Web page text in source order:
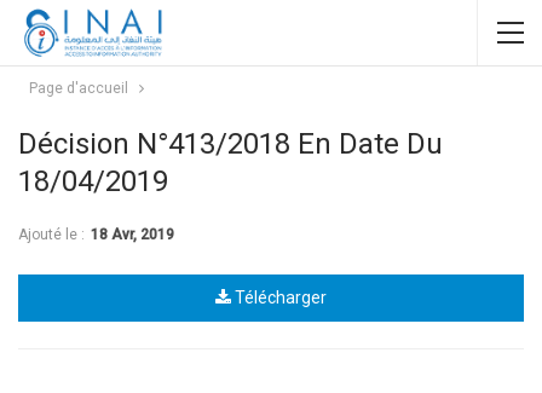
Page d'accueil
Décision N°413/2018 En Date Du
18/04/2019
Ajouté le : 18 Avr, 2019
Télécharger